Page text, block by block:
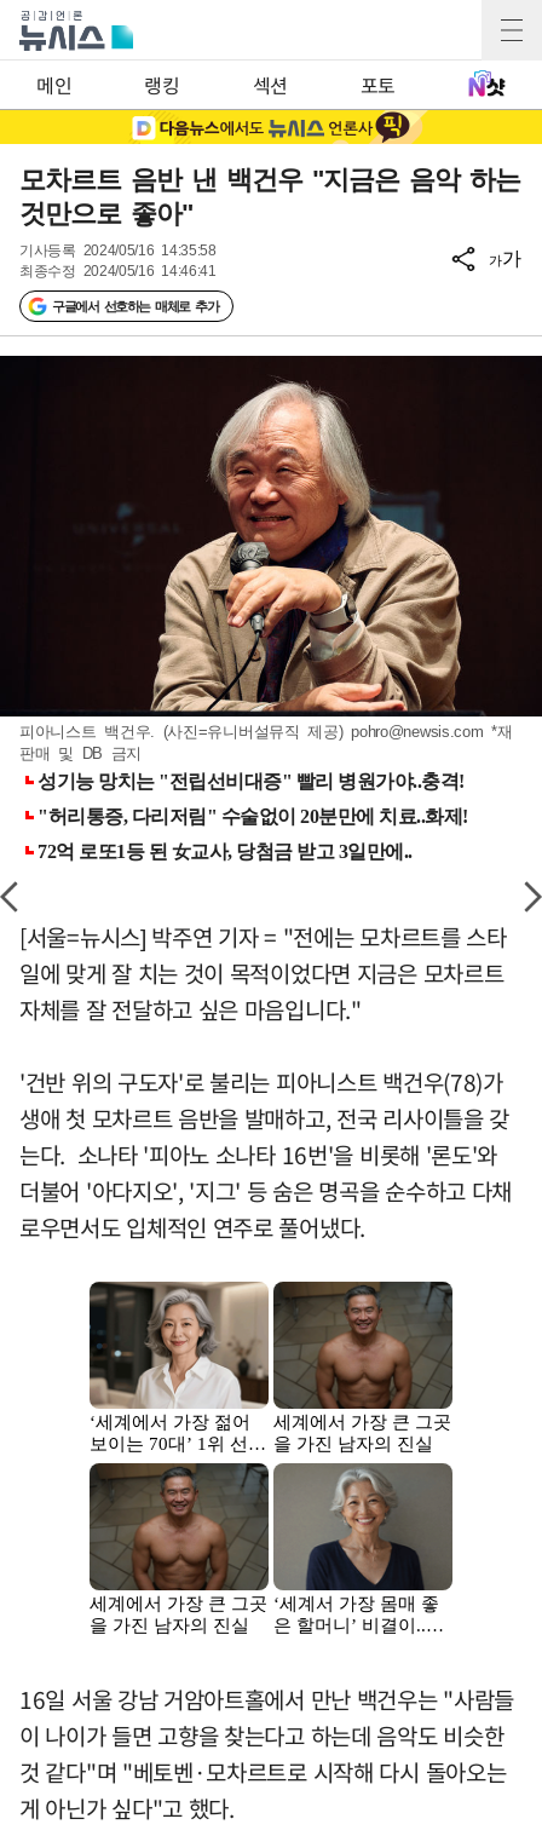
메인 랭킹 섹션 포토
모차르트 음반 낸 백건우 "지금은 음악 하는
것만으로 좋아"
기사등록 2024/05/16 14:35:58
최종수정 2024/05/16 14:46:41
구글에서 선호하는 매체로 추가
가가
피아니스트 백건우. (사진=유니버설뮤직 제공)pohro@newsis.com *재
판매 및 DB 금지
[서울=뉴시스] 박주연 기자 = "전에는 모차르트를 스타
일에 맞게 잘 치는 것이 목적이었다면 지금은 모차르트
자체를 잘 전달하고 싶은 마음입니다."
'건반 위의 구도자'로 불리는 피아니스트 백건우(78)가
생애 첫 모차르트 음반을 발매하고, 전국 리사이틀을 갖
는다. 소나타 '피아노 소나타 16번'을 비롯해 '론도'와
더불어 '아다지오', '지그' 등 숨은 명곡을 순수하고 다채
로우면서도 입체적인 연주로 풀어냈다.
16일 서울 강남 거암아트홀에서 만난 백건우는 "사람들
이 나이가 들면 고향을 찾는다고 하는데 음악도 비슷한
것 같다"며 "베토벤·모차르트로 시작해 다시 돌아오는
게 아닌가 싶다"고 했다.